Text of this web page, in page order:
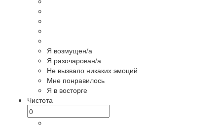
Я возмущен/а
Я разочарован/а
Не вызвало никаких эмоций
Мне понравилось
Я в восторге
Чистота